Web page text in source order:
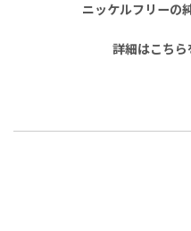
ニッケルフリーの
詳細はこちら